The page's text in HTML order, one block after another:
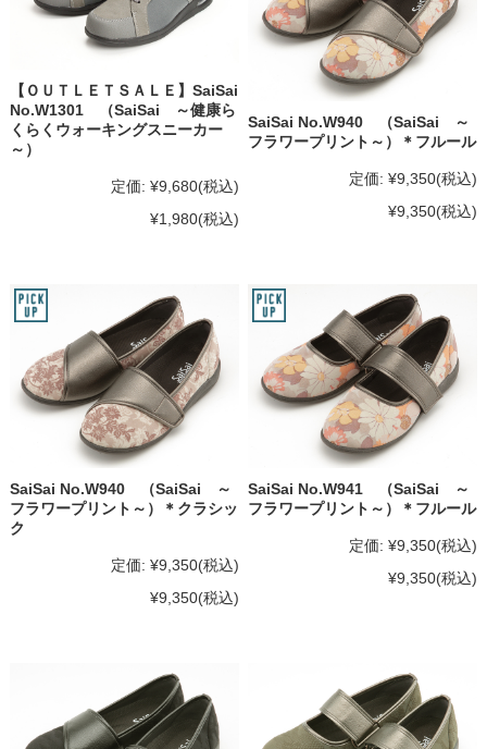
【ＯＵＴＬＥＴＳＡＬＥ】SaiSai
No.W1301 （SaiSai ～健康ら
くらくウォーキングスニーカー
～）
定価: ¥9,680(税込)
¥1,980(税込)
SaiSai No.W940 （SaiSai ～
フラワープリント～）＊フルール
定価: ¥9,350(税込)
¥9,350(税込)
SaiSai No.W940 （SaiSai ～
フラワープリント～）＊クラシッ
ク
定価: ¥9,350(税込)
¥9,350(税込)
SaiSai No.W941 （SaiSai ～
フラワープリント～）＊フルール
定価: ¥9,350(税込)
¥9,350(税込)